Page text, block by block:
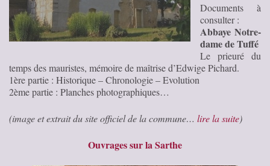
Documents à
consulter :
Abbaye Notre-
dame de Tuffé
Le prieuré du
temps des mauristes, mémoire de maîtrise d’Edwige Pichard.
1ère partie : Historique – Chronologie – Evolution
2ème partie : Planches photographiques…
(image et extrait du site officiel de la commune… lire la suite)
Ouvrages sur la Sarthe